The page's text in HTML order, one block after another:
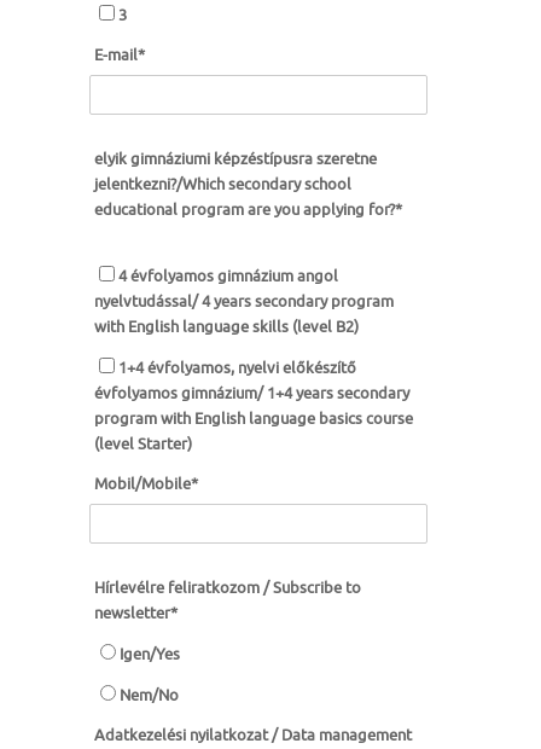
3
E-mail*
elyik gimnáziumi képzéstípusra szeretne
jelentkezni?/Which secondary school
educational program are you applying for?*
4 évfolyamos gimnázium angol
nyelvtudással/ 4 years secondary program
with English language skills (level B2)
1+4 évfolyamos, nyelvi előkészítő
évfolyamos gimnázium/ 1+4 years secondary
program with English language basics course
(level Starter)
Mobil/Mobile*
Hírlevélre feliratkozom / Subscribe to
newsletter*
Igen/Yes
Nem/No
Adatkezelési nyilatkozat / Data management